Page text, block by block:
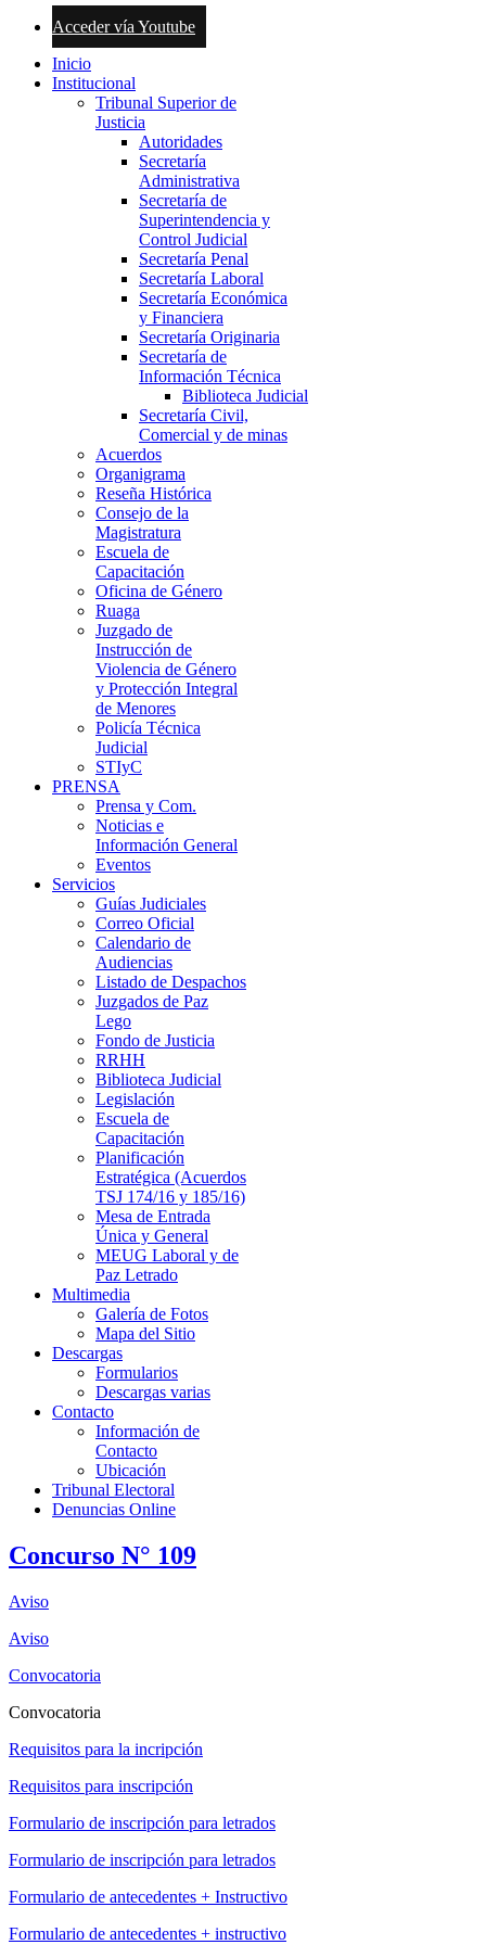
Acceder vía Youtube
Inicio
Institucional
Tribunal Superior de
Justicia
Autoridades
Secretaría
Administrativa
Secretaría de
Superintendencia y
Control Judicial
Secretaría Penal
Secretaría Laboral
Secretaría Económica
y Financiera
Secretaría Originaria
Secretaría de
Información Técnica
Biblioteca Judicial
Secretaría Civil,
Comercial y de minas
Acuerdos
Organigrama
Reseña Histórica
Consejo de la
Magistratura
Escuela de
Capacitación
Oficina de Género
Ruaga
Juzgado de
Instrucción de
Violencia de Género
y Protección Integral
de Menores
Policía Técnica
Judicial
STIyC
PRENSA
Prensa y Com.
Noticias e
Información General
Eventos
Servicios
Guías Judiciales
Correo Oficial
Calendario de
Audiencias
Listado de Despachos
Juzgados de Paz
Lego
Fondo de Justicia
RRHH
Biblioteca Judicial
Legislación
Escuela de
Capacitación
Planificación
Estratégica (Acuerdos
TSJ 174/16 y 185/16)
Mesa de Entrada
Única y General
MEUG Laboral y de
Paz Letrado
Multimedia
Galería de Fotos
Mapa del Sitio
Descargas
Formularios
Descargas varias
Contacto
Información de
Contacto
Ubicación
Tribunal Electoral
Denuncias Online
Concurso N° 109
Aviso
Aviso
Convocatoria
Convocatoria
Requisitos para la incripción
Requisitos para inscripción
Formulario de inscripción para letrados
Formulario de inscripción para letrados
Formulario de antecedentes + Instructivo
Formulario de antecedentes + instructivo